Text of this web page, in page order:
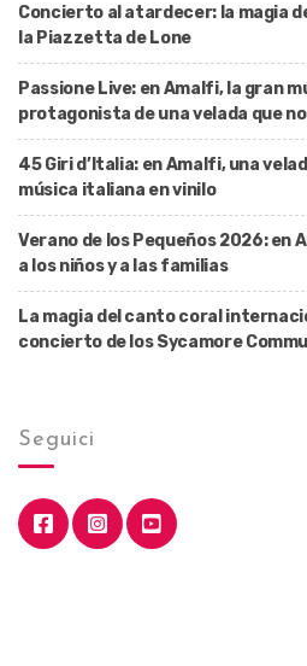
Concierto al atardecer: la magia
la Piazzetta de Lone
Passione Live: en Amalfi, la gran
protagonista de una velada que
45 Giri d’Italia: en Amalfi, una
música italiana en vinilo
Verano de los Pequeños 2026: en
a los niños y a las familias
La magia del canto coral
concierto de los Sycamore
Seguici